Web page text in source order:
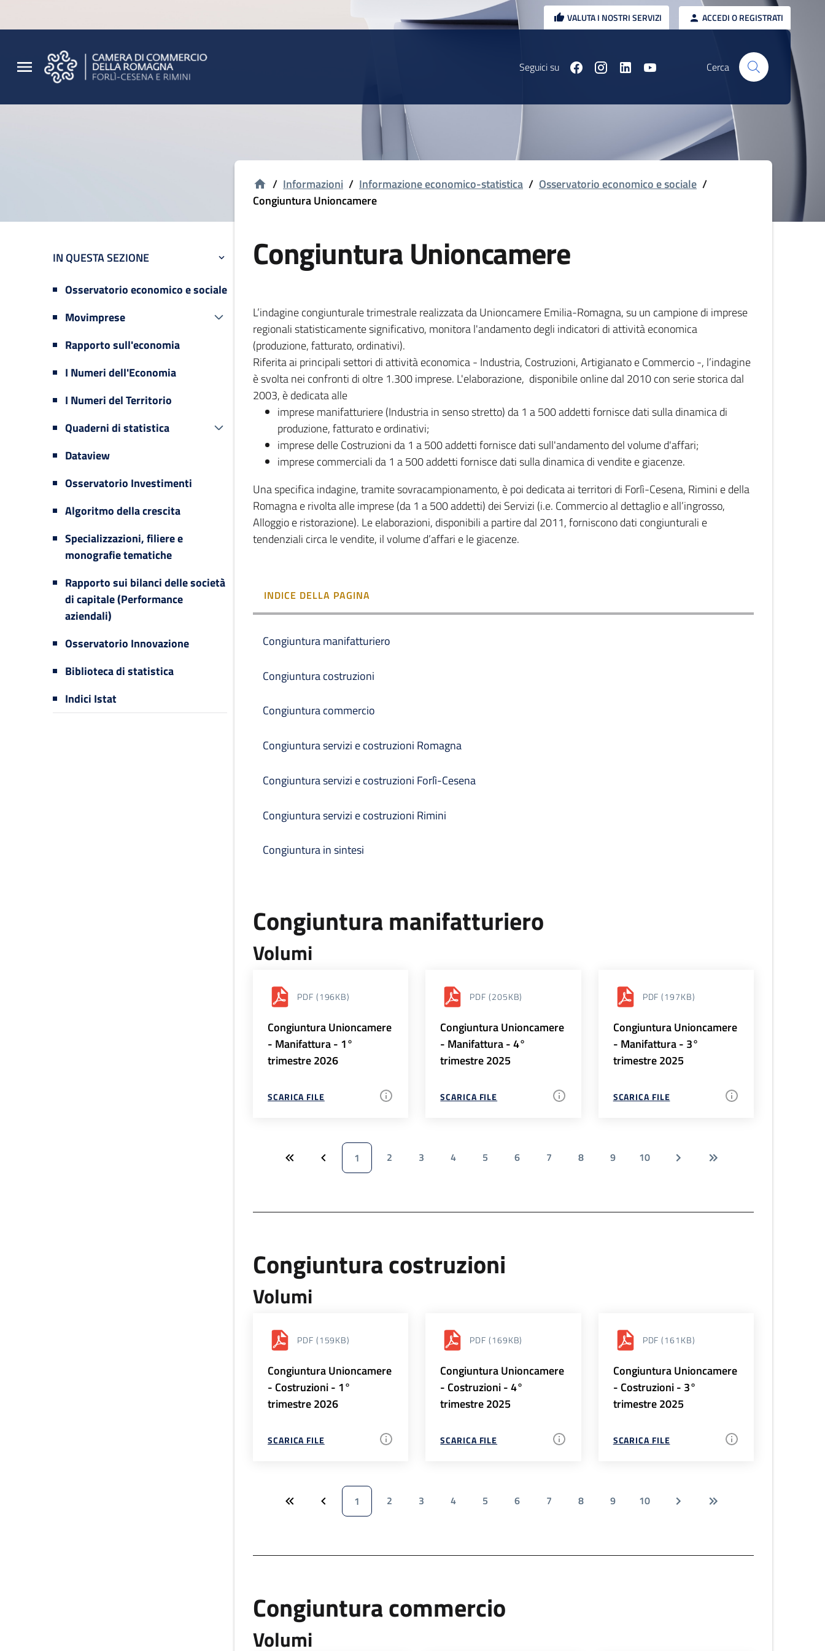
VALUTA I NOSTRI SERVIZI ACCEDI O REGISTRATI
Seguici su Cerca
IN QUESTA SEZIONE
Osservatorio economico e sociale
Movimprese
Rapporto sull'economia
I Numeri dell'Economia
I Numeri del Territorio
Quaderni di statistica
Dataview
Osservatorio Investimenti
Algoritmo della crescita
Specializzazioni, filiere e
monografie tematiche
Rapporto sui bilanci delle società
di capitale (Performance
aziendali)
Osservatorio Innovazione
Biblioteca di statistica
Indici Istat
/ Informazioni / Informazione economico-statistica / Osservatorio economico e sociale /
Congiuntura Unioncamere
Congiuntura Unioncamere
L’indagine congiunturale trimestrale realizzata da Unioncamere Emilia-Romagna, su un campione di imprese
regionali statisticamente significativo, monitora l'andamento degli indicatori di attività economica
(produzione, fatturato, ordinativi).
Riferita ai principali settori di attività economica - Industria, Costruzioni, Artigianato e Commercio -, l’indagine
è svolta nei confronti di oltre 1.300 imprese. L'elaborazione, disponibile online dal 2010 con serie storica dal
2003, è dedicata alle
imprese manifatturiere (Industria in senso stretto) da 1 a 500 addetti fornisce dati sulla dinamica di
produzione, fatturato e ordinativi;
imprese delle Costruzioni da 1 a 500 addetti fornisce dati sull'andamento del volume d'affari;
imprese commerciali da 1 a 500 addetti fornisce dati sulla dinamica di vendite e giacenze.
Una specifica indagine, tramite sovracampionamento, è poi dedicata ai territori di Forlì-Cesena, Rimini e della
Romagna e rivolta alle imprese (da 1 a 500 addetti) dei Servizi (i.e. Commercio al dettaglio e all’ingrosso,
Alloggio e ristorazione). Le elaborazioni, disponibili a partire dal 2011, forniscono dati congiunturali e
tendenziali circa le vendite, il volume d’affari e le giacenze.
INDICE DELLA PAGINA
Congiuntura manifatturiero
Congiuntura costruzioni
Congiuntura commercio
Congiuntura servizi e costruzioni Romagna
Congiuntura servizi e costruzioni Forlì-Cesena
Congiuntura servizi e costruzioni Rimini
Congiuntura in sintesi
Congiuntura manifatturiero
Volumi
PDF (196KB)
Congiuntura Unioncamere
- Manifattura - 1°
trimestre 2026
SCARICA FILE
PDF (205KB)
Congiuntura Unioncamere
- Manifattura - 4°
trimestre 2025
SCARICA FILE
PDF (197KB)
Congiuntura Unioncamere
- Manifattura - 3°
trimestre 2025
SCARICA FILE
1 2 3 4 5 6 7 8 9 10
Congiuntura costruzioni
Volumi
PDF (159KB)
Congiuntura Unioncamere
- Costruzioni - 1°
trimestre 2026
SCARICA FILE
PDF (169KB)
Congiuntura Unioncamere
- Costruzioni - 4°
trimestre 2025
SCARICA FILE
PDF (161KB)
Congiuntura Unioncamere
- Costruzioni - 3°
trimestre 2025
SCARICA FILE
1 2 3 4 5 6 7 8 9 10
Congiuntura commercio
Volumi